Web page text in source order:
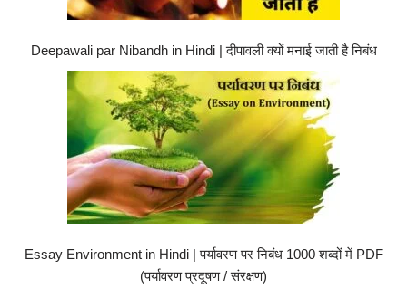
Deepawali par Nibandh in Hindi | दीपावली क्यों मनाई जाती है निबंध
Essay Environment in Hindi | पर्यावरण पर निबंध 1000 शब्दों में PDF
(पर्यावरण प्रदूषण / संरक्षण)